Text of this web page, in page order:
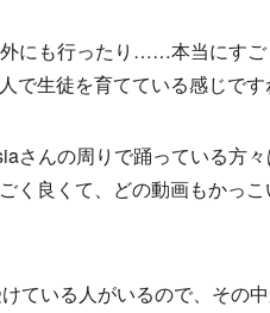
にも行ったり……本当にす
生徒を育てている感じです
んの周りで踊っている方
良くて、どの動画もかっこ
ている人がいるので、その